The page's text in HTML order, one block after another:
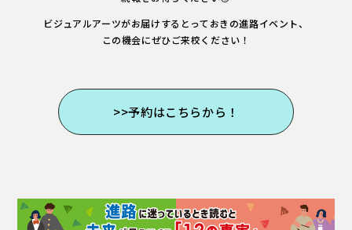
ビジュアルアーツがお届けするとっておきの進路イベント、
この機会にぜひご来校ください！
>>予約はこちらから！